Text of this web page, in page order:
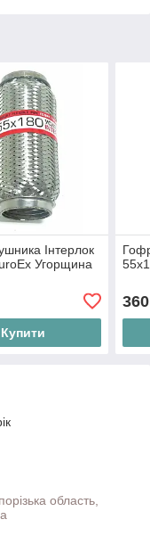
Інтерлок
Угорщина
Купити
360
область,